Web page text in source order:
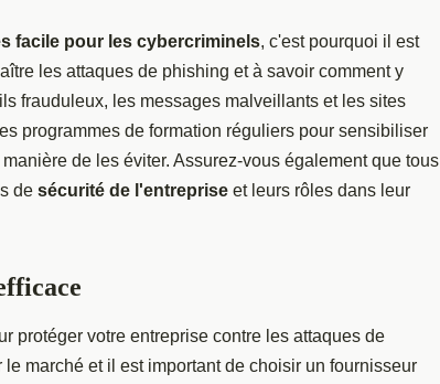
facile pour les cybercriminels, c'est pourquoi il est
les attaques de phishing et à savoir comment y
frauduleux, les messages malveillants et les sites
programmes de formation réguliers pour sensibiliser
de les éviter. Assurez-vous également que tous
de sécurité de l'entreprise et leurs rôles dans leur
protéger votre entreprise contre les attaques de
marché et il est important de choisir un fournisseur